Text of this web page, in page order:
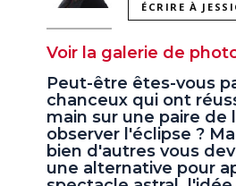
ÉCRIRE À
Voir la galerie de
Peut-être êtes-vous
chanceux qui ont
main sur une paire
observer l'éclipse ?
bien d'autres vous
une alternative pour